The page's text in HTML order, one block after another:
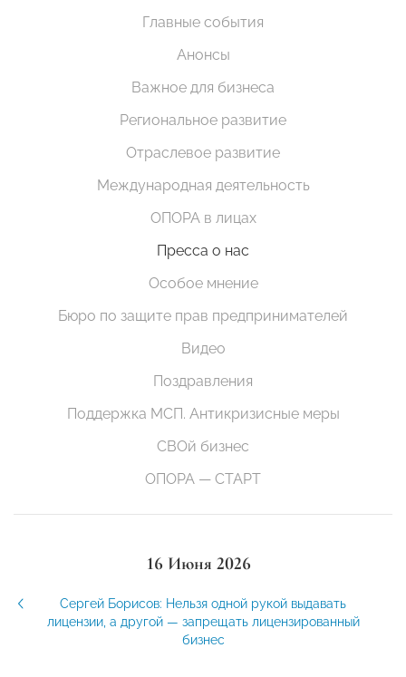
Главные события
Анонсы
Важное для бизнеса
Региональное развитие
Отраслевое развитие
Международная деятельность
ОПОРА в лицах
Пресса о нас
Особое мнение
Бюро по защите прав предпринимателей
Видео
Поздравления
Поддержка МСП. Антикризисные меры
СВОй бизнес
ОПОРА — СТАРТ
16 Июня 2026
Сергей Борисов: Нельзя одной рукой выдавать
лицензии, а другой — запрещать лицензированный
бизнес